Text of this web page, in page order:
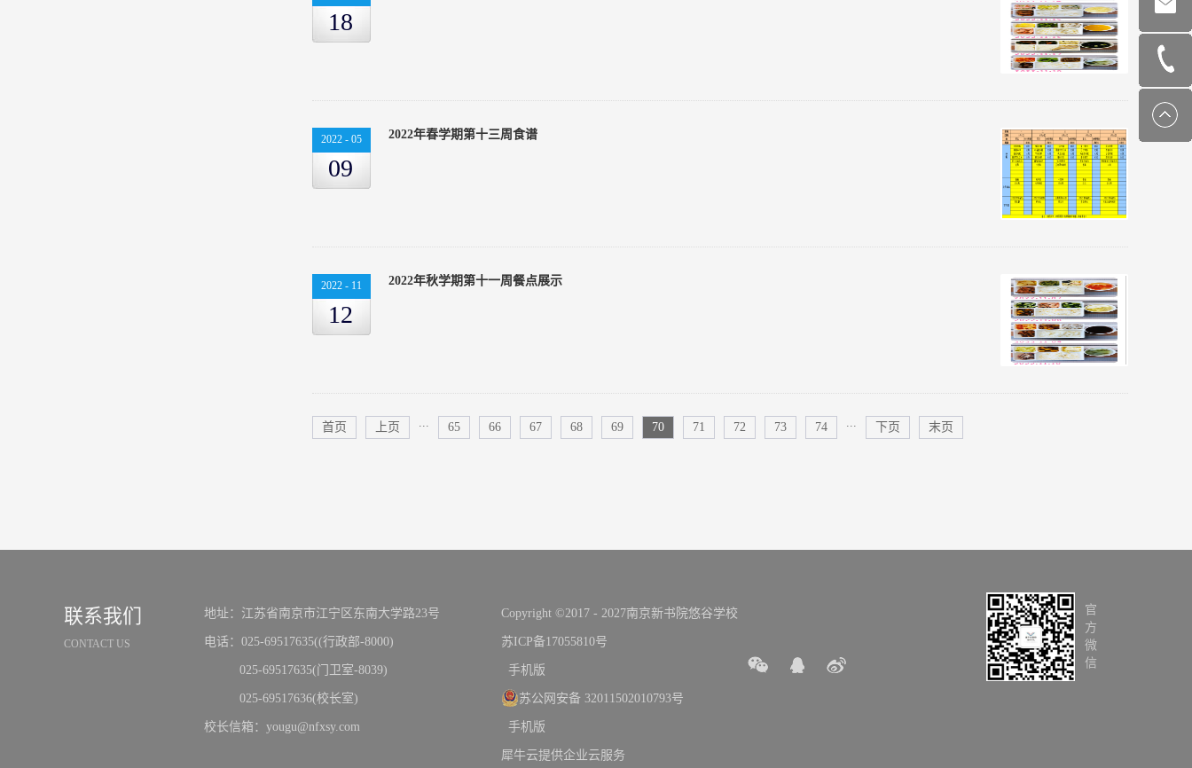
18
2022 - 05
09
2022年春学期第十三周食谱
2022 - 11
12
2022年秋学期第十一周餐点展示
首页 上页 ... 65 66 67 68 69 70 71 72 73 74 ... 下页 末页
联系我们
CONTACT US
地址：江苏省南京市江宁区东南大学路23号
电话：025-69517635((行政部-8000)
025-69517635(门卫室-8039)
025-69517636(校长室)
校长信箱：yougu@nfxsy.com
Copyright ©2017 - 2027南京新书院悠谷学校
苏ICP备17055810号
手机版
苏公网安备 32011502010793号
手机版
犀牛云提供企业云服务
官
方
微
信